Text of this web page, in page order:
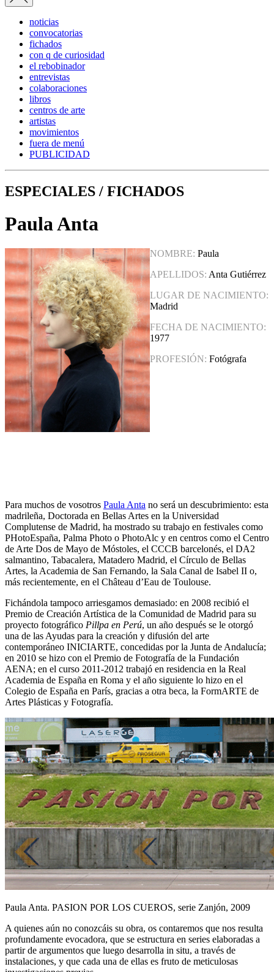
noticias
convocatorias
fichados
con q de curiosidad
el rebobinador
entrevistas
colaboraciones
libros
centros de arte
artistas
movimientos
fuera de menú
PUBLICIDAD
ESPECIALES / FICHADOS
Paula Anta
NOMBRE: Paula
APELLIDOS: Anta Gutiérrez
LUGAR DE NACIMIENTO:
Madrid
FECHA DE NACIMIENTO:
1977
PROFESIÓN: Fotógrafa
Para muchos de vosotros Paula Anta no será un descubrimiento: esta
madrileña, Doctorada en Bellas Artes en la Universidad
Complutense de Madrid, ha mostrado su trabajo en festivales como
PHotoEspaña, Palma Photo o PhotoAlc y en centros como el Centro
de Arte Dos de Mayo de Móstoles, el CCCB barcelonés, el DA2
salmantino, Tabacalera, Matadero Madrid, el Círculo de Bellas
Artes, la Academia de San Fernando, la Sala Canal de Isabel II o,
más recientemente, en el Château d’Eau de Toulouse.
Fichándola tampoco arriesgamos demasiado: en 2008 recibió el
Premio de Creación Artística de la Comunidad de Madrid para su
proyecto fotográfico Pillpa en Perú, un año después se le otorgó
una de las Ayudas para la creación y difusión del arte
contemporáneo INICIARTE, concedidas por la Junta de Andalucía;
en 2010 se hizo con el Premio de Fotografía de la Fundación
AENA; en el curso 2011-2012 trabajó en residencia en la Real
Academia de España en Roma y el año siguiente lo hizo en el
Colegio de España en París, gracias a otra beca, la FormARTE de
Artes Plásticas y Fotografía.
Paula Anta. PASION POR LOS CUEROS, serie Zanjón, 2009
A quienes aún no conozcáis su obra, os contaremos que nos resulta
profundamente evocadora, que se estructura en series elaboradas a
partir de argumentos que luego desarrolla in situ, a través de
instalaciones, y que cada una de ellas es fruto de meticulosas